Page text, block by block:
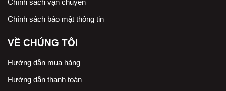
Chính sách vận chuyển
Chính sách bảo mật thông tin
VỀ CHÚNG TÔI
Hướng dẫn mua hàng
Hướng dẫn thanh toán